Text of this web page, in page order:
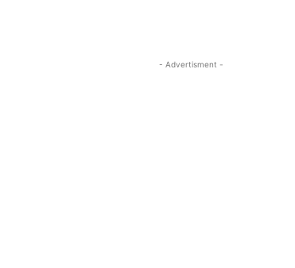
- Advertisment -